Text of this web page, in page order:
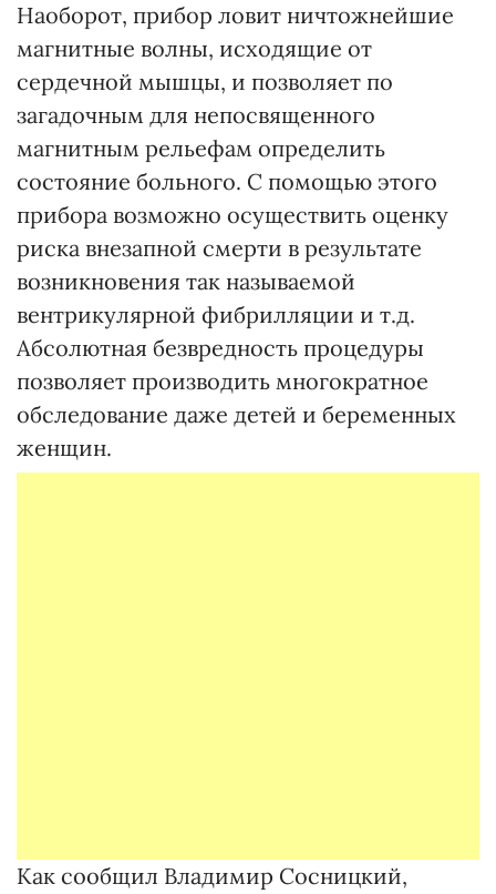
Наоборот, прибор ловит ничтожнейшие
магнитные волны, исходящие от
сердечной мышцы, и позволяет по
загадочным для непосвященного
магнитным рельефам определить
состояние больного. С помощью этого
прибора возможно осуществить оценку
риска внезапной смерти в результате
возникновения так называемой
вентрикулярной фибрилляции и т.д.
Абсолютная безвредность процедуры
позволяет производить многократное
обследование даже детей и беременных
женщин.
Как сообщил Владимир Сосницкий,